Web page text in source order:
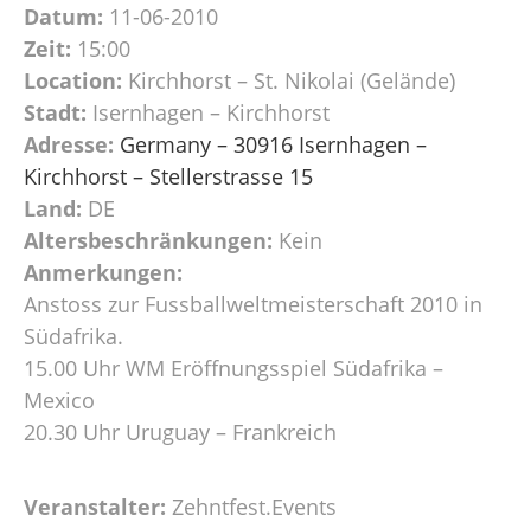
Datum: 11-06-2010
Zeit: 15:00
Location: Kirchhorst – St. Nikolai (Gelände)
Stadt: Isernhagen – Kirchhorst
Adresse: Germany – 30916 Isernhagen –
Kirchhorst – Stellerstrasse 15
Land: DE
Altersbeschränkungen: Kein
Anmerkungen:
Anstoss zur Fussballweltmeisterschaft 2010 in
Südafrika.
15.00 Uhr WM Eröffnungsspiel Südafrika –
Mexico
20.30 Uhr Uruguay – Frankreich
Veranstalter: Zehntfest.Events